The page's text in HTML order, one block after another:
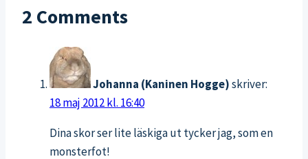
2 Comments
Johanna (Kaninen Hogge)skriver:
18 maj 2012 kl. 16:40
Dina skor ser lite läskiga ut tycker jag, som en
monsterfot!